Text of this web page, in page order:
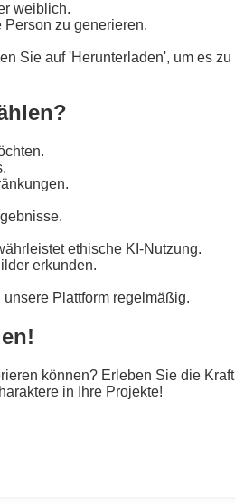
weiblich.
zu generieren.
Sie auf 'Herunterladen', um es zu
ethische KI-Nutzung.
erkunden.
Plattform regelmäßig.
können? Erleben Sie die Kraft
in Ihre Projekte!